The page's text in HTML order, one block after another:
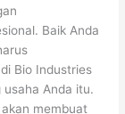
Baik Anda
Bio Industries
Anda itu.
membuat